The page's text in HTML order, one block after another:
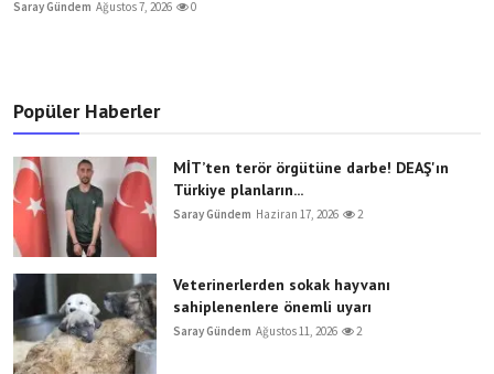
Saray Gündem Ağustos 7, 2026 0
Popüler Haberler
MİT’ten terör örgütüne darbe! DEAŞ'ın
Türkiye planların...
Saray Gündem Haziran 17, 2026 2
Veterinerlerden sokak hayvanı
sahiplenenlere önemli uyarı
Saray Gündem Ağustos 11, 2026 2